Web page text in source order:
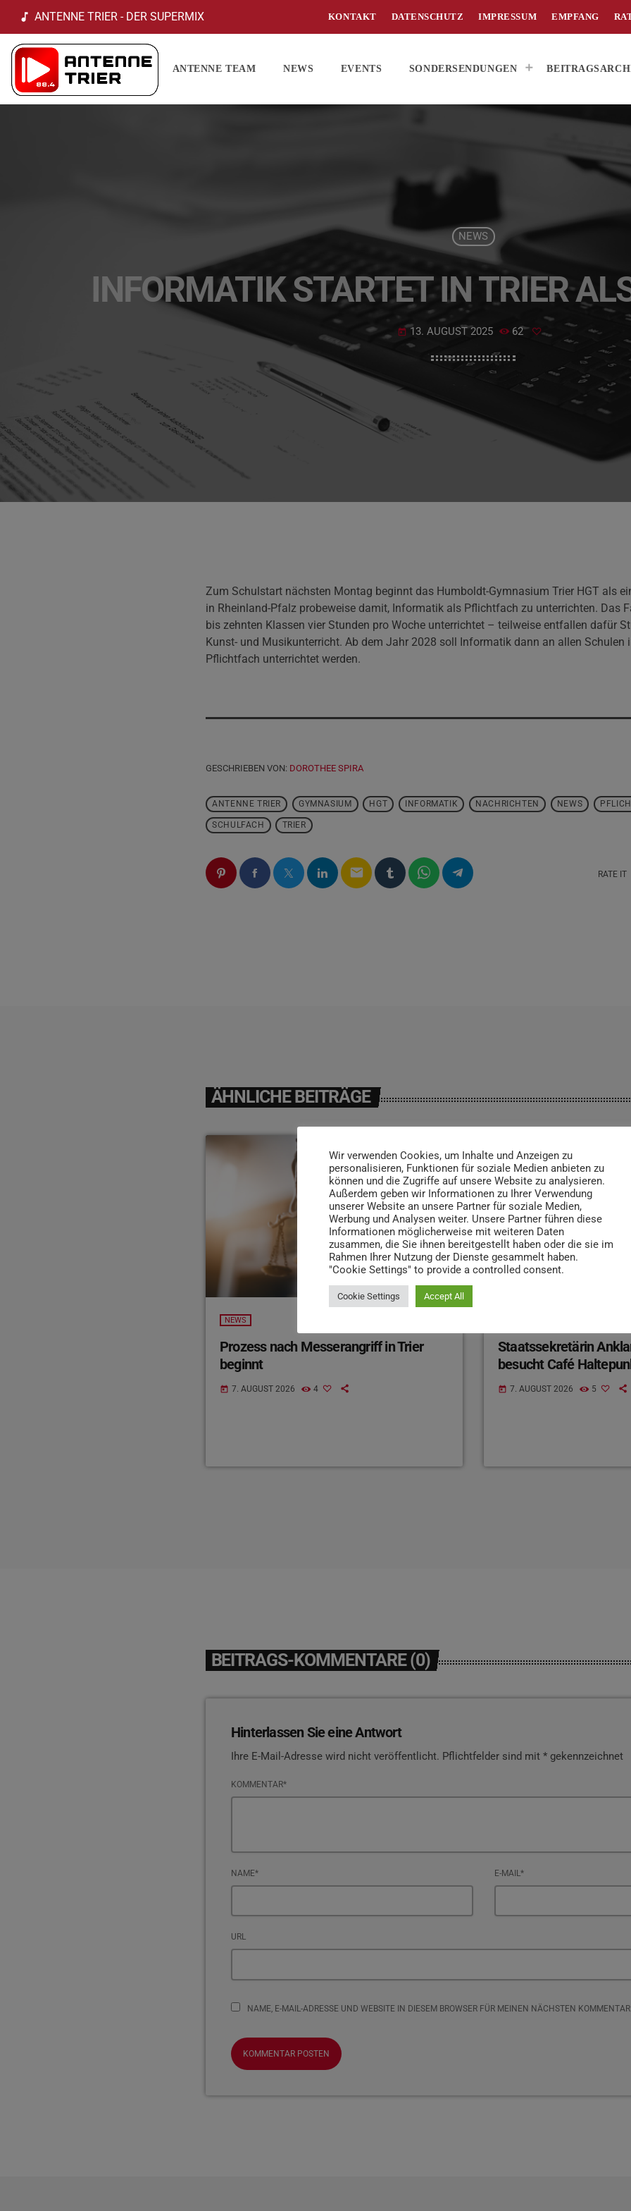
music_note ANTENNE TRIER - DER SUPERMIX KONTAKT DATENSCHUTZ IMPRESSUM EMPFANG
ANTENNE TEAM NEWS EVENTS SONDERSENDUNGEN
NEWS
INFORMATIK STARTET IN TRIER
today 13. AUGUST 2025 62
Zum Schulstart nächsten Montag beginnt das Humboldt-Gymnasium Trier HGT als
in Rheinland-Pfalz probeweise damit, Informatik als Pflichtfach zu unterrichten. Das
bis zehnten Klassen vier Stunden pro Woche unterrichtet – teilweise entfallen dafür
Kunst- und Musikunterricht. Ab dem Jahr 2028 soll Informatik dann an allen Schulen
Pflichtfach unterrichtet werden.
GESCHRIEBEN VON: DOROTHEE SPIRA
ANTENNE TRIER GYMNASIUM HGT INFORMATIK NACHRICHTEN NEWS
SCHULFACH TRIER
email RATE IT
ÄHNLICHE BEITRÄGE
insert_link
NEWS
Prozess nach Messerangriff in Trier
beginnt
today 7. AUGUST 2026 4
Staatssekretärin
besucht Café
today 7. AUGUST 2026 5
BEITRAGS-KOMMENTARE (0)
Hinterlassen Sie eine Antwort
Ihre E-Mail-Adresse wird nicht veröffentlicht. Pflichtfelder sind mit * gekennzeichnet
KOMMENTAR*
NAME* E-MAIL*
URL
NAME, E-MAIL-ADRESSE UND WEBSITE IN DIESEM BROWSER FÜR MEINEN NÄCHSTEN
Wir verwenden Cookies, um Inhalte und Anzeigen zu
personalisieren, Funktionen für soziale Medien anbieten zu
können und die Zugriffe auf unsere Website zu analysieren.
Außerdem geben wir Informationen zu Ihrer Verwendung
unserer Website an unsere Partner für soziale Medien,
Werbung und Analysen weiter. Unsere Partner führen diese
Informationen möglicherweise mit weiteren Daten
zusammen, die Sie ihnen bereitgestellt haben oder die sie im
Rahmen Ihrer Nutzung der Dienste gesammelt haben.
"Cookie Settings" to provide a controlled consent.
Cookie Settings Accept All